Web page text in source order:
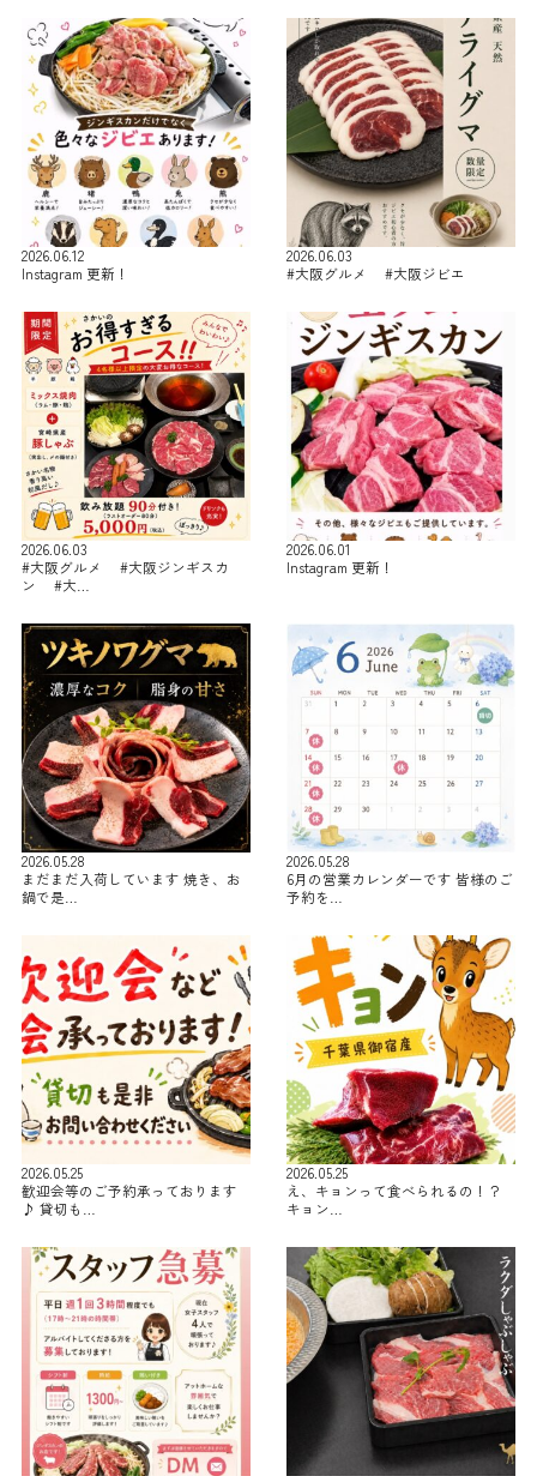
2026.06.12
Instagram 更新！
2026.06.03
#大阪グルメ #大阪ジビエ
2026.06.03
#大阪グルメ #大阪ジンギスカ
ン #大…
2026.06.01
Instagram 更新！
2026.05.28
まだまだ入荷しています 焼き、お
鍋で是…
2026.05.28
6月の営業カレンダーです 皆様のご
予約を…
2026.05.25
歓迎会等のご予約承っております
♪ 貸切も…
2026.05.25
え、キョンって食べられるの！？
キョン…